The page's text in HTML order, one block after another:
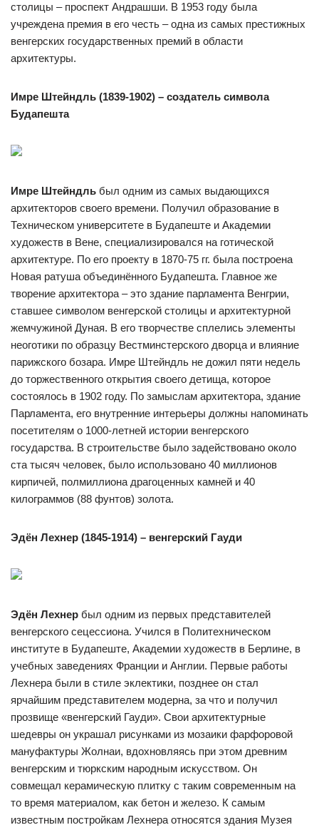
столицы – проспект Андрашши. В 1953 году была
учреждена премия в его честь – одна из самых престижных
венгерских государственных премий в области
архитектуры.
Имре Штейндль (1839-1902) – создатель символа
Будапешта
Имре Штейндль был одним из самых выдающихся
архитекторов своего времени. Получил образование в
Техническом университете в Будапеште и Академии
художеств в Вене, специализировался на готической
архитектуре. По его проекту в 1870-75 гг. была построена
Новая ратуша объединённого Будапешта. Главное же
творение архитектора – это здание парламента Венгрии,
ставшее символом венгерской столицы и архитектурной
жемчужиной Дуная. В его творчестве сплелись элементы
неоготики по образцу Вестминстерского дворца и влияние
парижского бозара. Имре Штейндль не дожил пяти недель
до торжественного открытия своего детища, которое
состоялось в 1902 году. По замыслам архитектора, здание
Парламента, его внутренние интерьеры должны напоминать
посетителям о 1000-летней истории венгерского
государства. В строительстве было задействовано около
ста тысяч человек, было использовано 40 миллионов
кирпичей, полмиллиона драгоценных камней и 40
килограммов (88 фунтов) золота.
Эдён Лехнер (1845-1914) – венгерский Гауди
Эдён Лехнер был одним из первых представителей
венгерского сецессиона. Учился в Политехническом
институте в Будапеште, Академии художеств в Берлине, в
учебных заведениях Франции и Англии. Первые работы
Лехнера были в стиле эклектики, позднее он стал
ярчайшим представителем модерна, за что и получил
прозвище «венгерский Гауди». Свои архитектурные
шедевры он украшал рисунками из мозаики фарфоровой
мануфактуры Жолнаи, вдохновляясь при этом древним
венгерским и тюркским народным искусством. Он
совмещал керамическую плитку с таким современным на
то время материалом, как бетон и железо. К самым
известным постройкам Лехнера относятся здания Музея